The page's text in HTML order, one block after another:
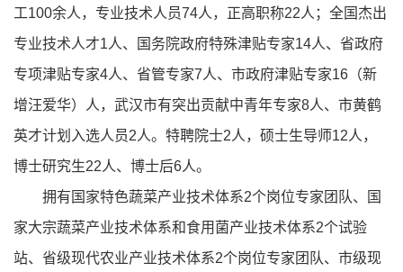
工100余人，专业技术人员74人，正高职称22人；全国杰出
专业技术人才1人、国务院政府特殊津贴专家14人、省政府
专项津贴专家4人、省管专家7人、市政府津贴专家16（新
增汪爱华）人，武汉市有突出贡献中青年专家8人、市黄鹤
英才计划入选人员2人。特聘院士2人，硕士生导师12人，
博士研究生22人、博士后6人。
拥有国家特色蔬菜产业技术体系2个岗位专家团队、国
家大宗蔬菜产业技术体系和食用菌产业技术体系2个试验
站、省级现代农业产业技术体系2个岗位专家团队、市级现